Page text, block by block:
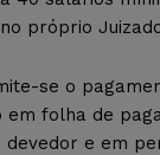
próprio
se o
em folha de
devedor e em